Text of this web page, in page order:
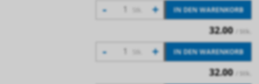
- + IN DEN WARENKORB
32.00 / Stk.
- + IN DEN WARENKORB
32.00 / Stk.